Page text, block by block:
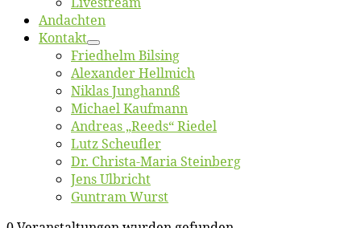
An­dach­ten
Kon­takt
Fried­helm Bilsing
Alex­an­der Hellmich
Ni­klas Junghannß
Mi­cha­el Kaufmann
An­dre­as „Reeds“ Riedel
Lutz Scheuf­ler
Dr. Chris­­ta-Ma­ria Steinberg
Jens Ulb­richt
Gun­tram Wurst